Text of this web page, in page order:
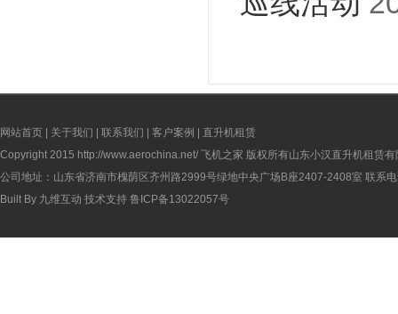
网站首页 | 关于我们 | 联系我们 | 客户案例 | 直升机租赁
Copyright 2015 http://www.aerochina.net/ 飞机之家 版权所有山东小汉直升机租赁有
公司地址：山东省济南市槐荫区齐州路2999号绿地中央广场B座2407-2408室 联系
Built By 九维互动 技术支持 鲁ICP备13022057号